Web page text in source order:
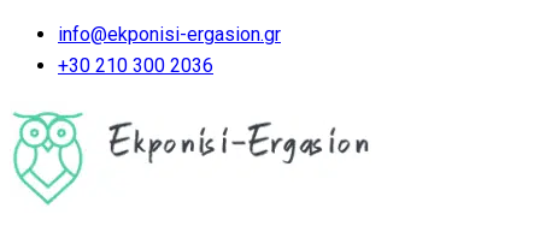
info@ekponisi-ergasion.gr
+30 210 300 2036